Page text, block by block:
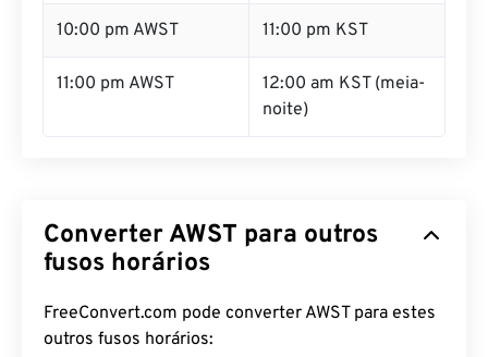
10:00 pm AWST 11:00 pm KST
11:00 pm AWST
12:00 am KST (meia-
noite)
Converter AWST para outros
fusos horários
FreeConvert.com pode converter AWST para estes
outros fusos horários: